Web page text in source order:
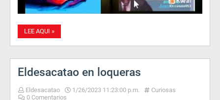
LEE AQUI »
Eldesacatao en loqueras
Eldesacatao 1/26/2023 11:23:00 p.m.
Curiosas
0 Comentarios